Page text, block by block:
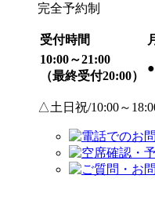
完全予約制
受付時間
10:00～21:00
（最終受付20:00）
●
△土日祝/10:00～